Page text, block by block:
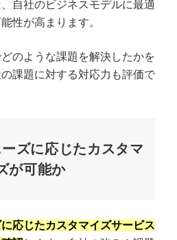
自社のビジネスモデルに最適
性が高まります。
のような課題を解決したかを
課題に対する対応力も評価で
ズに応じたカスタマ
が可能か
応じたカスタマイズサービス